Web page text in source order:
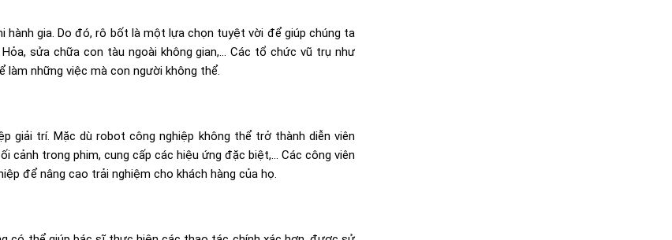
hành gia. Do đó, rô bốt là một lựa chọn tuyệt vời để giúp chúng ta
sửa chữa con tàu ngoài không gian,… Các tổ chức vũ trụ như
những việc mà con người không thể.
giải trí. Mặc dù robot công nghiệp không thể trở thành diễn viên
cảnh trong phim, cung cấp các hiệu ứng đặc biệt,… Các công viên
để nâng cao trải nghiệm cho khách hàng của họ.